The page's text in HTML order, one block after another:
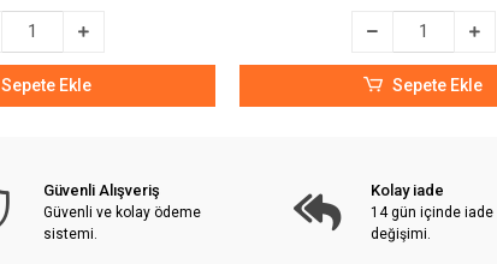
Sepete Ekle Sepete Ekle
Güvenli Alışveriş
Güvenli ve kolay ödeme
sistemi.
Kolay iade
14 gün içinde iade
değişimi.